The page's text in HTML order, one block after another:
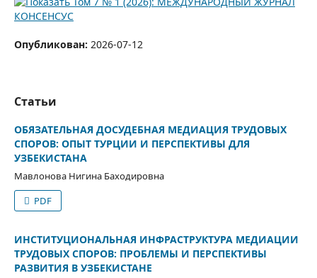
Опубликован: 2026-07-12
Статьи
ОБЯЗАТЕЛЬНАЯ ДОСУДЕБНАЯ МЕДИАЦИЯ ТРУДОВЫХ
СПОРОВ: ОПЫТ ТУРЦИИ И ПЕРСПЕКТИВЫ ДЛЯ
УЗБЕКИСТАНА
Мавлонова Нигина Баходировна
PDF
ИНСТИТУЦИОНАЛЬНАЯ ИНФРАСТРУКТУРА МЕДИАЦИИ
ТРУДОВЫХ СПОРОВ: ПРОБЛЕМЫ И ПЕРСПЕКТИВЫ
РАЗВИТИЯ В УЗБЕКИСТАНЕ